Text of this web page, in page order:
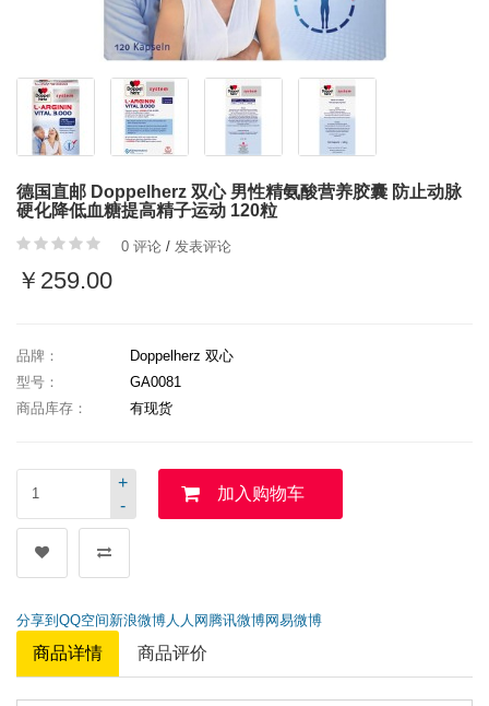
德国直邮 Doppelherz 双心 男性精氨酸营养胶囊 防止动脉
硬化降低血糖提高精子运动 120粒
0 评论 / 发表评论
￥259.00
品牌：
Doppelherz 双心
型号：
GA0081
商品库存：
有现货
-
+
加入购物车
分享到 QQ空间新浪微博 人人网 腾讯微博网易微博
商品详情 商品评价